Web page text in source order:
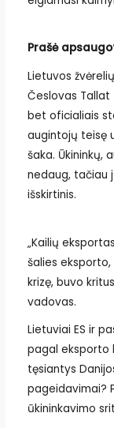
Prašė
Lietuvos
Česlovas Tallat
bet oficialiais
augintojų teisę
šaka. Ūkininkų,
nedaug, tačiau
išskirtinis.
„Kailių
šalies
krizę, buvo
vadovas.
Lietuviai ES ir
pagal eksporto
tęsiantys
pageidavimai?
ūkininkavimo